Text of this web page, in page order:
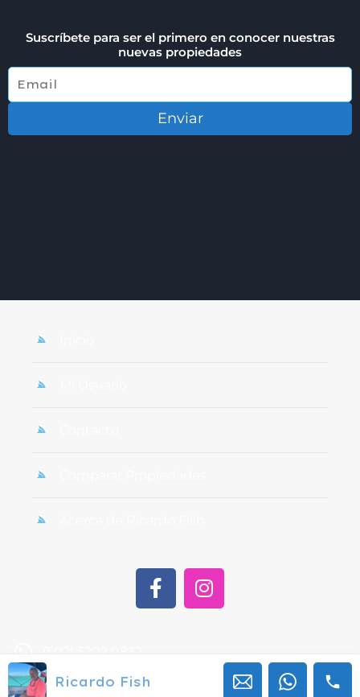
Suscríbete para ser el primero en conocer nuestras
nuevas propiedades
Enviar
Ricardo Fish